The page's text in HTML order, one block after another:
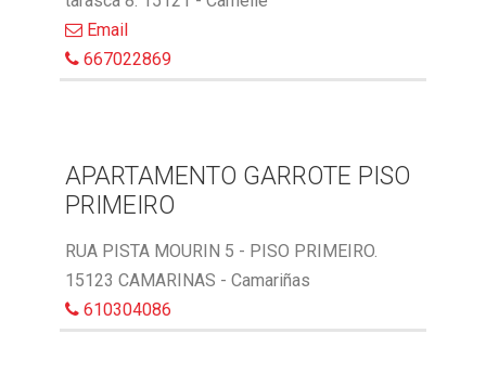
Email
667022869
APARTAMENTO GARROTE PISO
PRIMEIRO
RUA PISTA MOURIN 5 - PISO PRIMEIRO.
15123 CAMARINAS - Camariñas
610304086